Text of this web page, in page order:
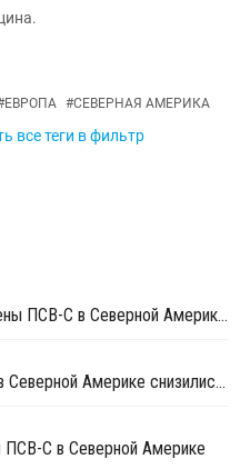
ЕВРОПА #СЕВЕРНАЯ АМЕРИКА
все теги в фильтр
EPSilyte оставила январские цены ПСВ-С в Северной Америке на уровне декабря
Июльские цены ПСВ-С в США в Северной Америке снизились на USD198 за тонну
ПСВ-С в Северной Америке